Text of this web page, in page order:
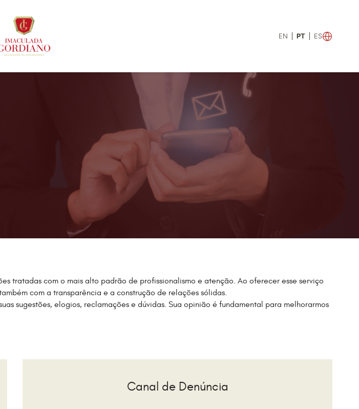
EN PT ES
tratadas com o mais alto padrão de profissionalismo e atenção. Ao oferecer esse serviço
com a transparência e a construção de relações sólidas.
sugestões, elogios, reclamações e dúvidas. Sua opinião é fundamental para melhorarmos
Canal de Denúncia